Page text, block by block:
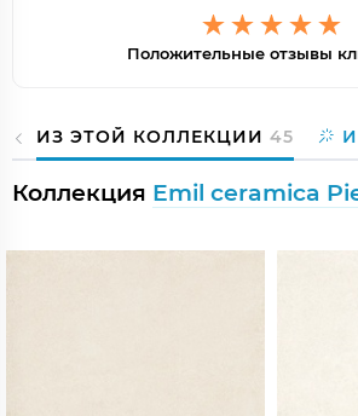
Положительные отзывы
ИЗ ЭТОЙ КОЛЛЕКЦИИ 45
Коллекция Emil ceramica